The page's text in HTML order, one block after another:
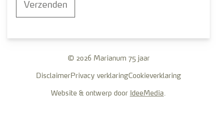
© 2026 Marianum 75 jaar
DisclaimerPrivacy verklaringCookieverklaring
Website & ontwerp door IdeeMedia.